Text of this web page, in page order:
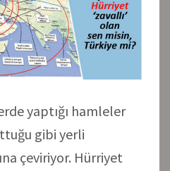
yaptığı hamleler
gibi yerli
çeviriyor. Hürriyet